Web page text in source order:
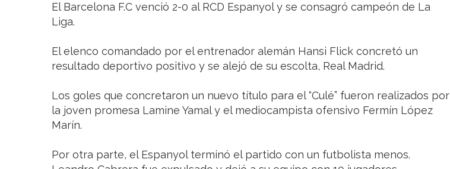
El Barcelona F.C venció 2-0 al RCD Espanyol y se consagró campeón de La
Liga.
El elenco comandado por el entrenador alemán Hansi Flick concretó un
resultado deportivo positivo y se alejó de su escolta, Real Madrid.
Los goles que concretaron un nuevo título para el “Culé” fueron realizados por
la joven promesa Lamine Yamal y el mediocampista ofensivo Fermín López
Marín.
Por otra parte, el Espanyol terminó el partido con un futbolista menos.